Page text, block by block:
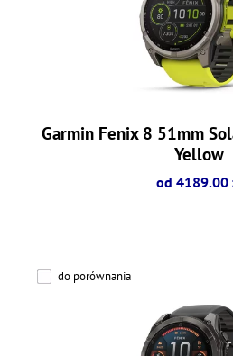
Garmin Fenix 8 51mm
Yellow
od 4189.00
do porównania